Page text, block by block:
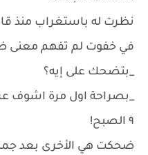
نظرت له باستغراب منذ
في خفوت لم تفهم معنى
_بتضحك على إيه؟
_بصراحة اول مرة اشوف
٩ الصبح!
ضحكت هي الأخرى بعد